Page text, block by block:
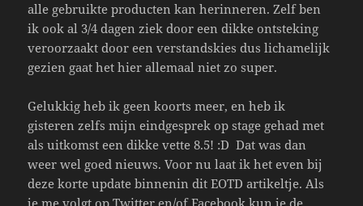
alle gebruikte producten kan herinneren. Zelf ben
ik ook al 3/4 dagen ziek door een dikke ontsteking
veroorzaakt door een verstandskies dus lichamelijk
gezien gaat het hier allemaal niet zo super.
Gelukkig heb ik geen koorts meer, en heb ik
gisteren zelfs mijn eindgesprek op stage gehad met
als uitkomst een dikke vette 8.5! :D Dat was dan
weer wel goed nieuws. Voor nu laat ik het even bij
deze korte update binnenin dit EOTD artikeltje. Als